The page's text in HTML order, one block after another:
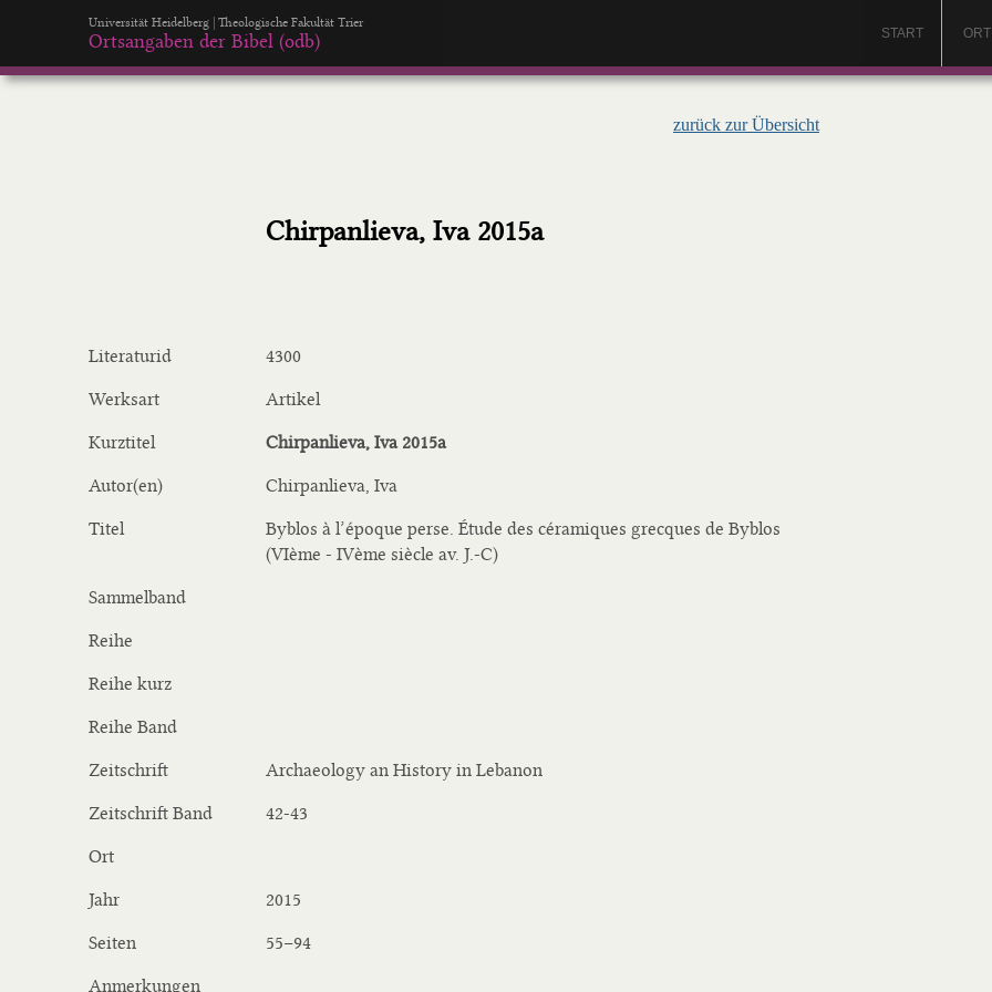
Universität Heidelberg | Theologische Fakultät Trier
Ortsangaben der Bibel (odb) START
zurück zur Übersicht
Chirpanlieva, Iva 2015a
Literaturid 4300
Werksart Artikel
Kurztitel Chirpanlieva, Iva 2015a
Autor(en) Chirpanlieva, Iva
Titel
Byblos à l’époque perse. Étude des céramiques grecques de Byblos
(VIème - IVème siècle av. J.-C)
Sammelband
Reihe
Reihe kurz
Reihe Band
Zeitschrift Archaeology an History in Lebanon
Zeitschrift Band 42-43
Ort
Jahr 2015
Seiten 55–94
Anmerkungen